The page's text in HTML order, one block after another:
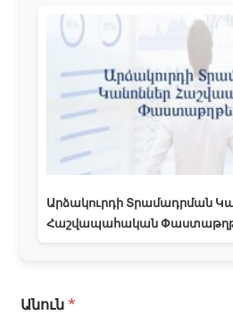
Արձակուրդի Տրամադրման
Հաշվապահական
Անուն*